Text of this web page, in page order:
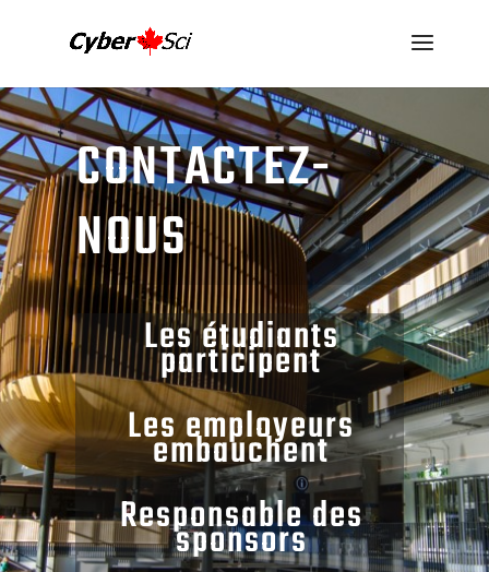
CONTACTEZ-
NOUS
Les étudiants
participent
Les employeurs
embauchent
Responsable des
sponsors